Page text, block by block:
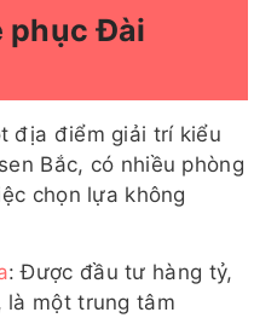
phục Đài
địa điểm giải trí kiểu
Bắc, có nhiều phòng
chọn lựa không
: Được đầu tư hàng tỷ,
là một trung tâm